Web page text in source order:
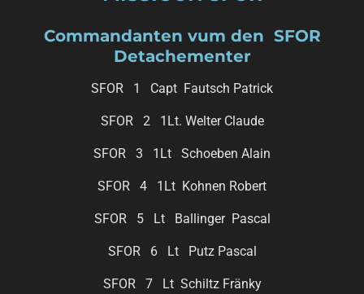
Commandanten vum den SFOR
Detachementer
SFOR 1 Capt Fautsch Patrick
SFOR 2 1Lt. Welter Claude
SFOR 3 1Lt Schoeben Alain
SFOR 4 1Lt Kohnen Robert
SFOR 5 Lt Ballinger Pascal
SFOR 6 Lt Putz Pascal
SFOR 7 Lt Schiltz Fränky